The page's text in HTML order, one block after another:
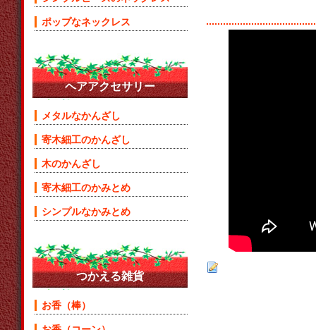
ポップなネックレス
ヘアアクセサリー
メタルなかんざし
寄木細工のかんざし
木のかんざし
寄木細工のかみとめ
シンプルなかみとめ
つかえる雑貨
お香（棒）